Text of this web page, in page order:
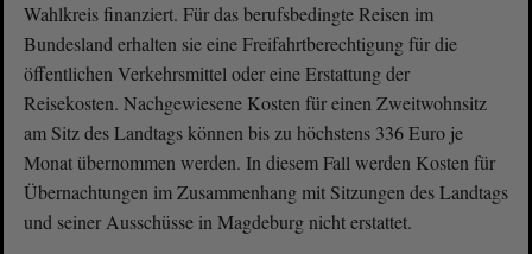
Wahlkreis finanziert. Für das berufsbedingte Reisen im
Bundesland erhalten sie eine Freifahrtberechtigung für die
öffentlichen Verkehrsmittel oder eine Erstattung der
Reisekosten. Nachgewiesene Kosten für einen Zweitwohnsitz
am Sitz des Landtags können bis zu höchstens 336 Euro je
Monat übernommen werden. In diesem Fall werden Kosten für
Übernachtungen im Zusammenhang mit Sitzungen des Landtags
und seiner Ausschüsse in Magdeburg nicht erstattet.